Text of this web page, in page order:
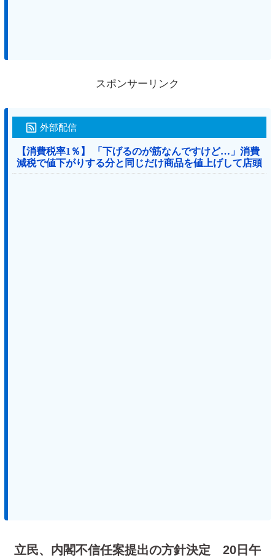
スポンサーリンク
外部配信
【消費税率1％】 「下げるのが筋なんですけど…」消費
減税で値下がりする分と同じだけ商品を値上げして店頭
価格を変えない店も
立民、内閣不信任案提出の方針決定 20日午